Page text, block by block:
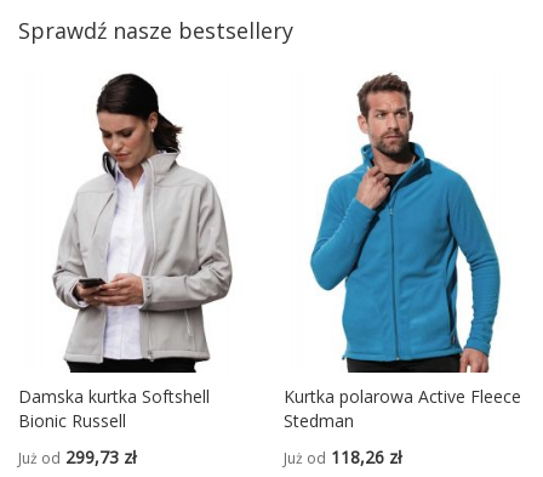
Sprawdź nasze bestsellery
Damska kurtka Softshell
Bionic Russell
Już od 299,73 zł
Kurtka polarowa Active Fleece
Stedman
Już od 118,26 zł